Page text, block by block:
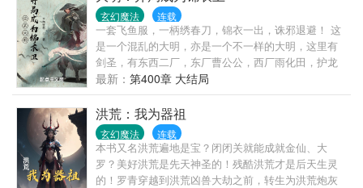
堪比二十四获得空白属性可以随意加点！ …… 你这一
生打败了无数对手，突然有一天，你随便一剑斩了路
过的无辜神魔，在家练刀不小心把星河砍成了两段，
小拳拳一锤打爆了太阳，让世界坠入黑暗…… 原来，
你已经无敌了！！ （友群划水群【261366066】，欢
迎大家来讨论剧情划水）
玄幻魔法 连载
一套飞鱼服，一柄绣春刀，锦衣一出，诛邪退避！ 这
是一个混乱的大明，亦是一个不一样的大明，这里有
剑圣，有东西二厂，东厂曹公公，西厂雨化田，护龙
山庄朱无视对皇权虎视眈眈…… 林芒穿越而来，得世
袭锦衣卫之职，却因奸人所害，被下放偏远之地。 我
林芒，姓林名莽，莽撞的莽，谁让我不痛快，我就让
他不痛快！
最新： 第400章 大结局
洪荒：我为器祖
玄幻魔法 连载
本书又名洪荒遍地是宝？闭闭关就能成就金仙、大
罗？美好洪荒是先天神圣的！残酷洪荒才是后天生灵
的！罗青穿越到洪荒凶兽大劫之前，转生为洪荒炮灰